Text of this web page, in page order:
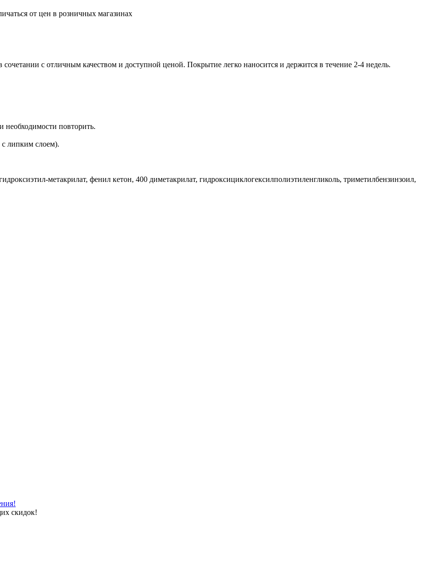
от цен в розничных магазинах
сочетании с отличным качеством и доступной ценой. Покрытие легко наносится и держится в течение 2-4 недель.
необходимости повторить.
липким слоем).
метакрилат, фенил кетон, 400 диметакрилат, гидроксициклогексилполиэтиленгликоль, триметилбензинзоил,
скидок!